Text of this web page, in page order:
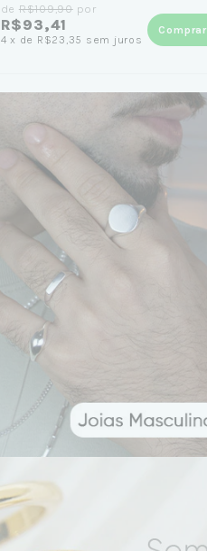
de R$109,90por
R$93,41
4 x de R$23,35 sem juros
Comprar